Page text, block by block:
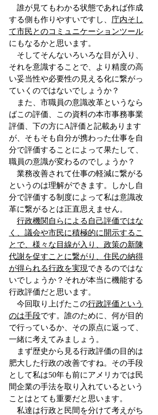
誰が見てもわかる状態であれば作成
する側も作りやすいですし、 庁内そし
て市民とのコミュニケーションツール
にもなるかと思います。
そしてそんないろいろな目が入り、
それを意識することで、より精度の高
い妥当性や必要性の見える化に繋がっ
ていくのではないでしょうか？
また、市職員の意識改革というなら
ばこの評価、この資料の本市事務事業
評価、下の方にA評価と記載あります
が、そもそも自分が携わった仕事を自
分で評価することによって果たして、
職員の意識が変わるのでしょうか？
業務改善されて仕事の軽減に繋がる
というのは理解ができます。しかし自
分で評価する制度によって私は意識改
革に繋がるとは正直思えません。
行政機関自らによる自己評価ではな
く、議会や市民に積極的に開示するこ
とで、様々な目線が入り、政策の新陳
代謝を促すことに繋がり、住民の納得
が得られる行政を実現できるのではな
いでしょうか？それが本当に機能する
行政評価だと思います。
今回取り上げたこの行政評価という
のは手段です。誰のために、何が目的
で行っているか、その原点に返って、
一緒に考えてみましょう。
まず歴史から見る行政評価の目的は
肥大した行政の改善ですね。その手段
として私は50年も前にアメリカでは民
間企業の手法を取り入れているという
ことはとても重要だと思います。
私達は行政と民間を分けて考えがち